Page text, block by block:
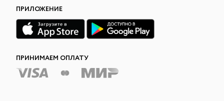
ПРИЛОЖЕНИЕ
ПРИНИМАЕМ ОПЛАТУ